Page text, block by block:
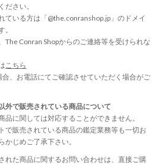
ださい。
ている方は「@the.conranshop.jp」のドメイ
The Conran Shopからのご連絡等を受けられな
こちら
、お電話にてご確認させていただく場合がご
外で販売されている商品について
品に関しては対応することができません。
で販売されている商品の鑑定業務等も一切お
かじめご了承下さい。
れた商品に関するお問い合わせは、直接ご購